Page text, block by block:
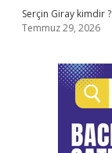
Serçin Giray kimdir ?
Temmuz 29, 2026